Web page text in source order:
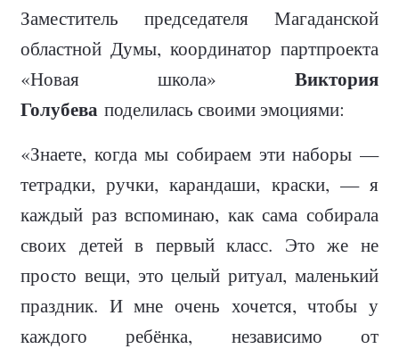
Заместитель председателя Магаданской
областной Думы, координатор партпроекта
«Новая школа» Виктория
Голубева поделилась своими эмоциями:
«Знаете, когда мы собираем эти наборы —
тетрадки, ручки, карандаши, краски, — я
каждый раз вспоминаю, как сама собирала
своих детей в первый класс. Это же не
просто вещи, это целый ритуал, маленький
праздник. И мне очень хочется, чтобы у
каждого ребёнка, независимо от